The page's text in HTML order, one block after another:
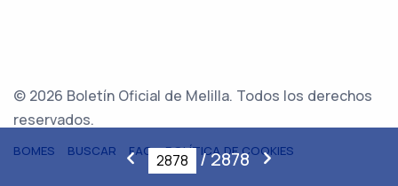
/2878
© 2026 Boletín Oficial de Melilla. Todos los derechos
reservados.
BOMES BUSCAR FAQ POLÍTICA DE COOKIES